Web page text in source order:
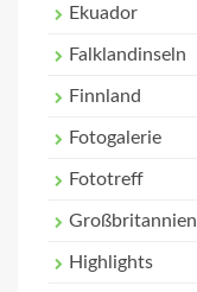
Ekuador
Falklandinseln
Finnland
Fotogalerie
Fototreff
Großbritannien
Highlights